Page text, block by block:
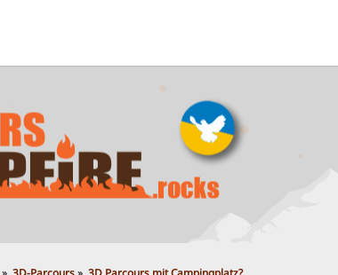
» 3D-Parcours» 3D Parcours mit Campingplatz?